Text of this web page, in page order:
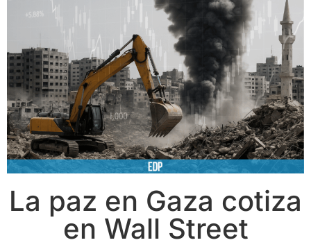
La paz en Gaza cotiza
en Wall Street